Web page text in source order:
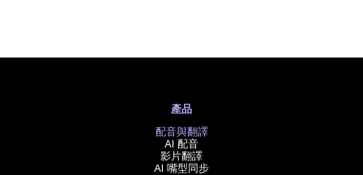
產品
配音與翻譯
AI 配音
影片翻譯
AI 嘴型同步